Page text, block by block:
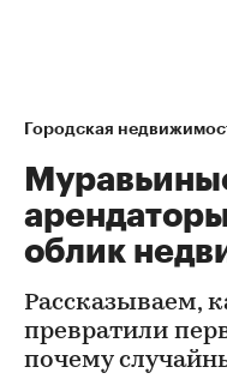
Городская
облик
Рассказываем,
превратили
почему